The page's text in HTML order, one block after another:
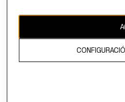
propiedad de H&M Hennes & Mauritz